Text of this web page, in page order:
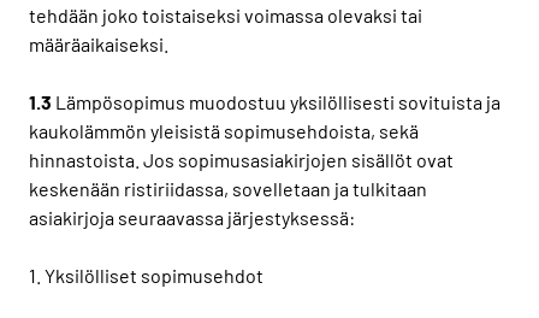
tehdään joko toistaiseksi voimassa olevaksi tai
määräaikaiseksi.
1.3 Lämpösopimus muodostuu yksilöllisesti sovituista ja
kaukolämmön yleisistä sopimusehdoista, sekä
hinnastoista. Jos sopimusasiakirjojen sisällöt ovat
keskenään ristiriidassa, sovelletaan ja tulkitaan
asiakirjoja seuraavassa järjestyksessä:
1. Yksilölliset sopimusehdot